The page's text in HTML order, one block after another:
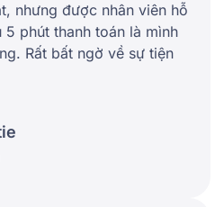
nhưng được nhân viên hỗ
5 phút thanh toán là mình
Rất bất ngờ về sự tiện